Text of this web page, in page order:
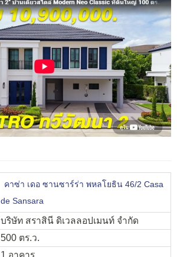
คาซ่า เดอ ซานซาร์ร่า พหลโยธิน 46/2 Casa
de Sansara
บริษัท สราสินี ดิเวลลอปเมนท์ จำกัด
500 ตร.ว.